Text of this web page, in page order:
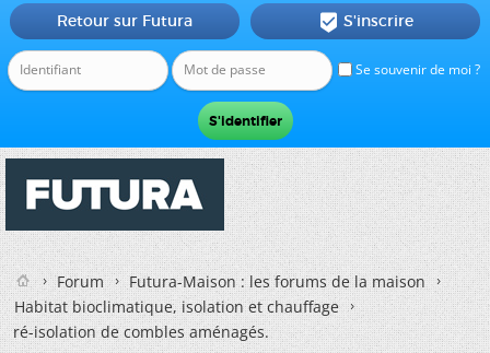
Se souvenir de moi ?
Retour sur Futura  S'inscrire
Forum
Futura-Maison : les forums de la maison
Habitat bioclimatique, isolation et chauffage
ré-isolation de combles aménagés.